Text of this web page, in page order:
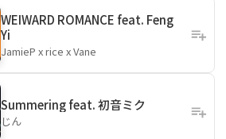
WEIWARD ROMANCE feat. Feng
Yi
JamieP x rice x Vane
Summering feat. 初音ミク
じん